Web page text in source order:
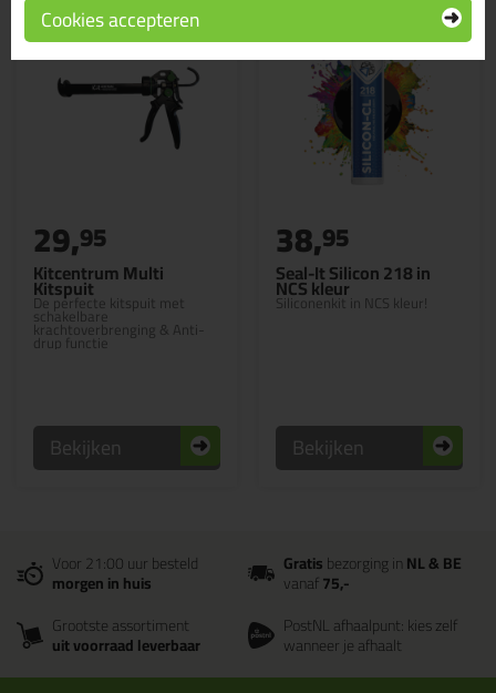
Kitcentrum Multi
Kitspuit
De perfecte kitspuit met
schakelbare
krachtoverbrenging & Anti-
drup functie
29,95
Bekijken
Seal-It Silicon 218 in
NCS kleur
Siliconenkit in NCS kleur!
38,95
Bekijken
Voor 21:00 uur besteld
morgen in huis
Gratisbezorging inNL & BE
vanaf75,-
Grootste assortiment
uit voorraad leverbaar
PostNL afhaalpunt: kies zelf
wanneer je afhaalt
Cookies accepteren